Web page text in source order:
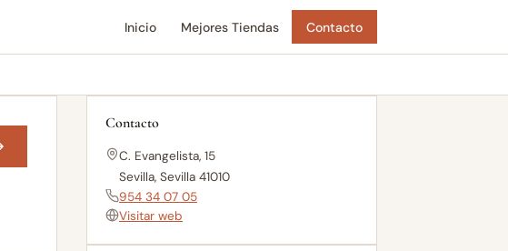
Inicio Mejores Tiendas Contacto
Contacto
C. Evangelista, 15
Sevilla, Sevilla 41010
954 34 07 05
Visitar web